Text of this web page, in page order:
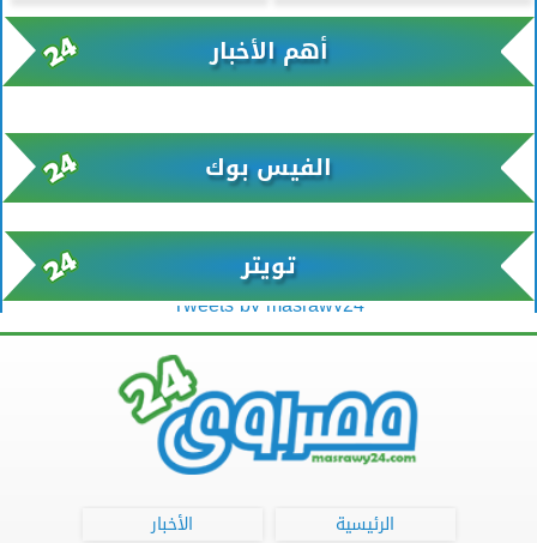
أهم الأخبار
الفيس بوك
تويتر
Tweets by masrawy24
الرئيسية
الأخبار